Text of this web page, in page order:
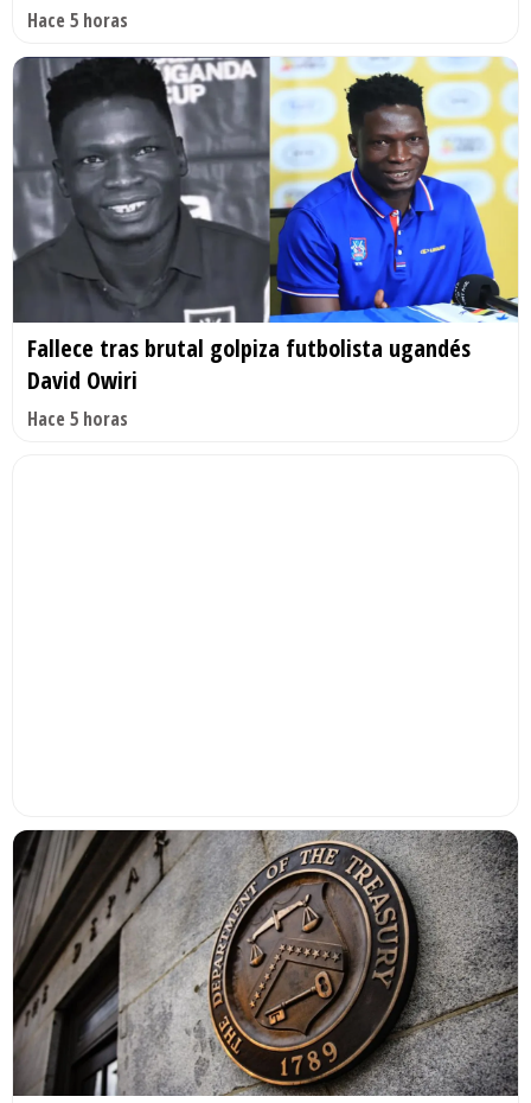
Hace 5 horas
Fallece tras brutal golpiza futbolista ugandés
David Owiri
Hace 5 horas